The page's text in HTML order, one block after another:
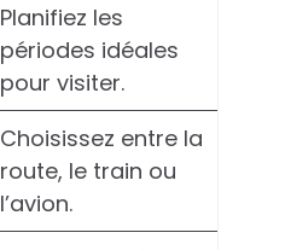
Planifiez les
périodes idéales
pour visiter.
Choisissez entre la
route, le train ou
l’avion.